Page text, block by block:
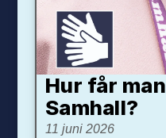
Hur får
Samhall?
11 juni 2026